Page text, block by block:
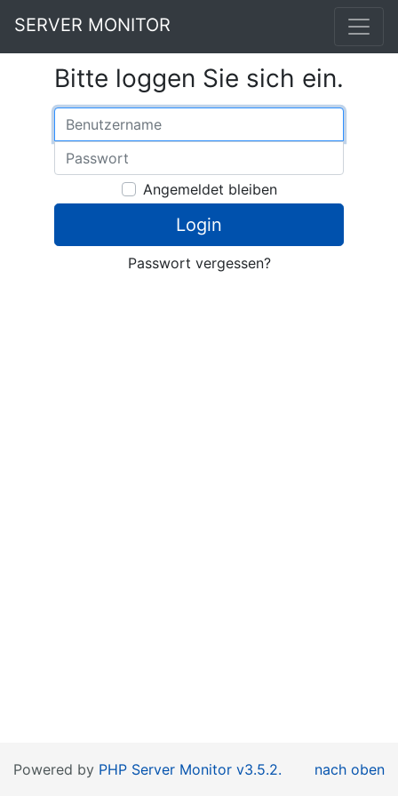
SERVER MONITOR
Bitte loggen Sie sich ein.
Angemeldet bleiben
Login
Passwort vergessen?
Powered by PHP Server Monitor v3.5.2. nach oben